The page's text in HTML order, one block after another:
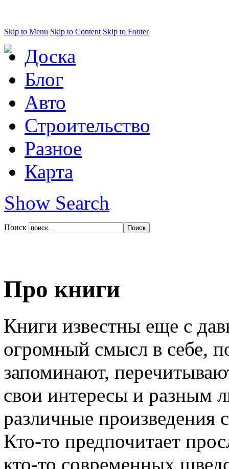
Skip to Menu Skip to Content Skip to Footer
Доска
Блог
Авто
Строительство
Разное
Карта
Show Search
Поиск
Про книги
Книги известны еще с
огромный смысл в себе,
запоминают,
свои интересы и разным
различные произведения
Кто-то предпочитает
кто-то современных